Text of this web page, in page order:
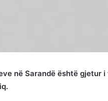
në Sarandë është gjetur